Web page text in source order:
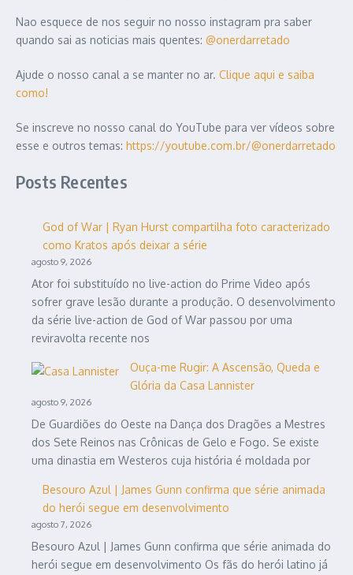
Nao esquece de nos seguir no nosso instagram pra saber
quando sai as noticias mais quentes: @onerdarretado
Ajude o nosso canal a se manter no ar. Clique aqui e saiba
como!
Se inscreve no nosso canal do YouTube para ver vídeos sobre
esse e outros temas: https://youtube.com.br/@onerdarretado
Posts Recentes
God of War | Ryan Hurst compartilha foto caracterizado
como Kratos após deixar a série
agosto 9, 2026
Ator foi substituído no live-action do Prime Video após
sofrer grave lesão durante a produção. O desenvolvimento
da série live-action de God of War passou por uma
reviravolta recente nos
Ouça-me Rugir: A Ascensão, Queda e
Glória da Casa Lannister
agosto 9, 2026
De Guardiões do Oeste na Dança dos Dragões a Mestres
dos Sete Reinos nas Crônicas de Gelo e Fogo. Se existe
uma dinastia em Westeros cuja história é moldada por
Besouro Azul | James Gunn confirma que série animada
do herói segue em desenvolvimento
agosto 7, 2026
Besouro Azul | James Gunn confirma que série animada do
herói segue em desenvolvimento Os fãs do herói latino já